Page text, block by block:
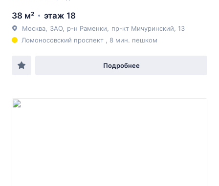
38 м² этаж 18
Москва ЗАО р-н Раменки пр-кт Мичуринский , 13
Ломоносовский проспект , 8 мин. пешком
Подробнее